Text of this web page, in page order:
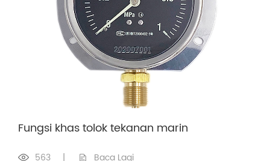
Fungsi khas tolok tekanan marin
563 | Baca Lagi